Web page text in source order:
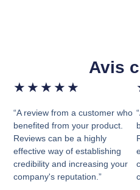
Avis
★ ★ ★ ★ ★
“A review from a customer who
benefited from your product.
Reviews can be a highly
effective way of establishing
credibility and increasing your
company's reputation.”